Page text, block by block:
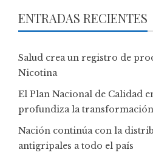
ENTRADAS RECIENTES
Salud crea un registro de
Nicotina
El Plan Nacional de Calidad
profundiza la transformación
Nación continúa con la
antigripales a todo el país